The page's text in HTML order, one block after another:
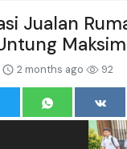
Jualan
2 months ago 92